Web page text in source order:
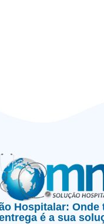
Hospitalar: Onde
é a sua